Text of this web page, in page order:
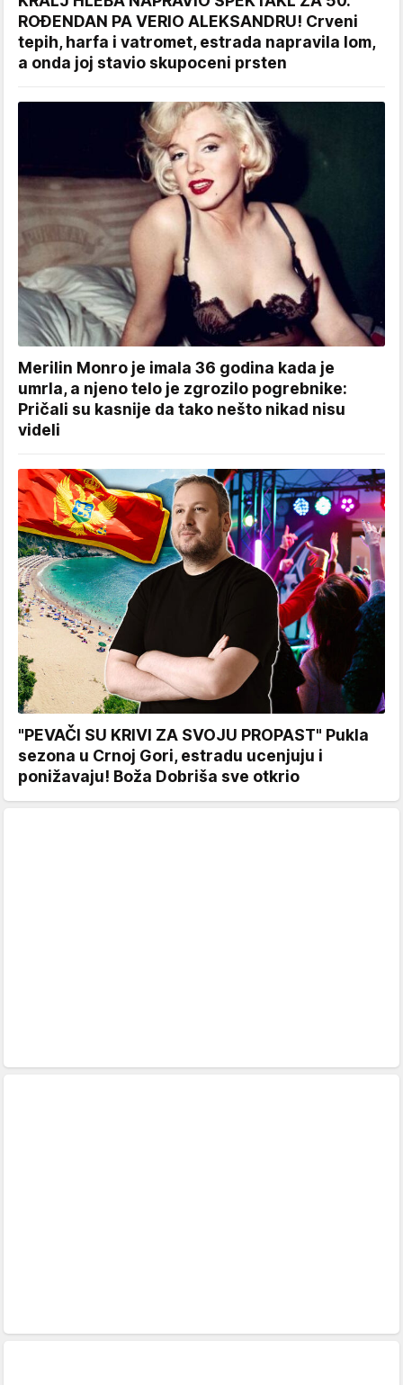
ROĐENDAN PA VERIO ALEKSANDRU! Crveni
tepih, harfa i vatromet, estrada napravila lom,
a onda joj stavio skupoceni prsten
Merilin Monro je imala 36 godina kada je
umrla, a njeno telo je zgrozilo pogrebnike:
Pričali su kasnije da tako nešto nikad nisu
videli
"PEVAČI SU KRIVI ZA SVOJU PROPAST" Pukla
sezona u Crnoj Gori, estradu ucenjuju i
ponižavaju! Boža Dobriša sve otkrio